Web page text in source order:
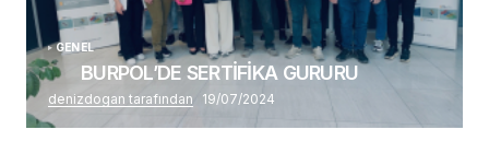
GENEL
BURPOL’DE SERTİFİKA GURURU
denizdogan tarafından 19/07/2024